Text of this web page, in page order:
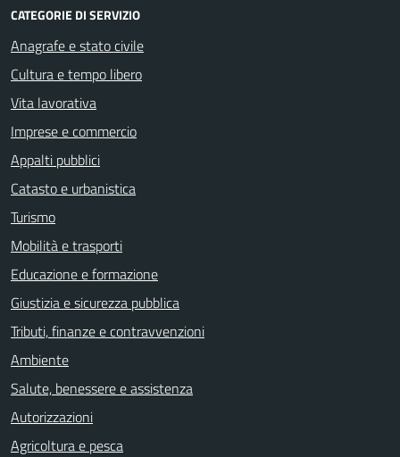
CATEGORIE DI SERVIZIO
Anagrafe e stato civile
Cultura e tempo libero
Vita lavorativa
Imprese e commercio
Appalti pubblici
Catasto e urbanistica
Turismo
Mobilità e trasporti
Educazione e formazione
Giustizia e sicurezza pubblica
Tributi, finanze e contravvenzioni
Ambiente
Salute, benessere e assistenza
Autorizzazioni
Agricoltura e pesca